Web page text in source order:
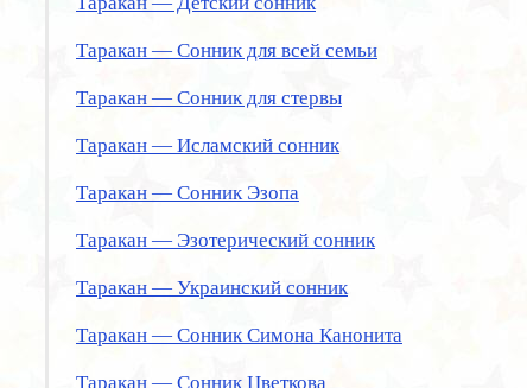
Таракан — Сонник для всей семьи
Таракан — Сонник для стервы
Таракан — Исламский сонник
Таракан — Сонник Эзопа
Таракан — Эзотерический сонник
Таракан — Украинский сонник
Таракан — Сонник Симона Канонита
Таракан — Сонник Цветкова